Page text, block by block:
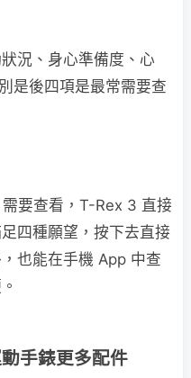
況、身心準備度、心
是後四項是最常需要查
要查看，T-Rex 3 直接
四種願望，按下去直接
也能在手機 App 中查
手錶更多配件